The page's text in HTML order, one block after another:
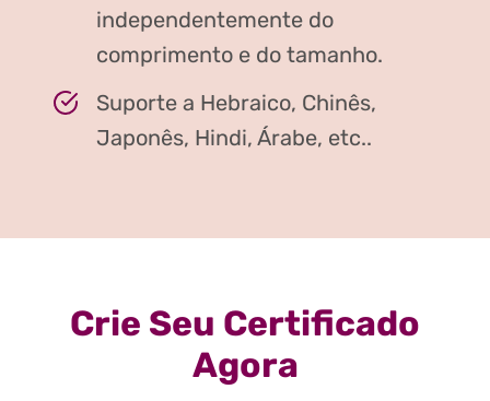
independentemente do
comprimento e do tamanho.
Suporte a Hebraico, Chinês,
Japonês, Hindi, Árabe, etc..
Crie Seu Certificado
Agora